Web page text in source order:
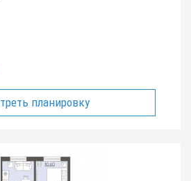
планировку